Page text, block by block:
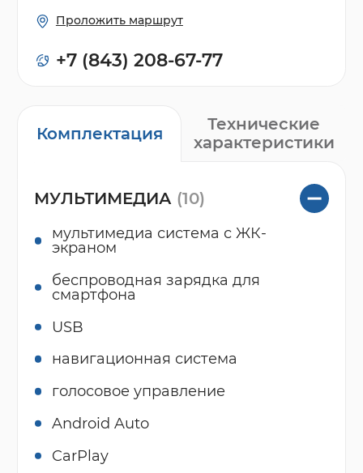
Комплектация
Технические
характеристики
МУЛЬТИМЕДИА (10)
мультимедиа система с ЖК-
экраном
беспроводная зарядка для
смартфона
USB
навигационная система
голосовое управление
Android Auto
CarPlay
Проложить маршрут
+7 (843) 208-67-77